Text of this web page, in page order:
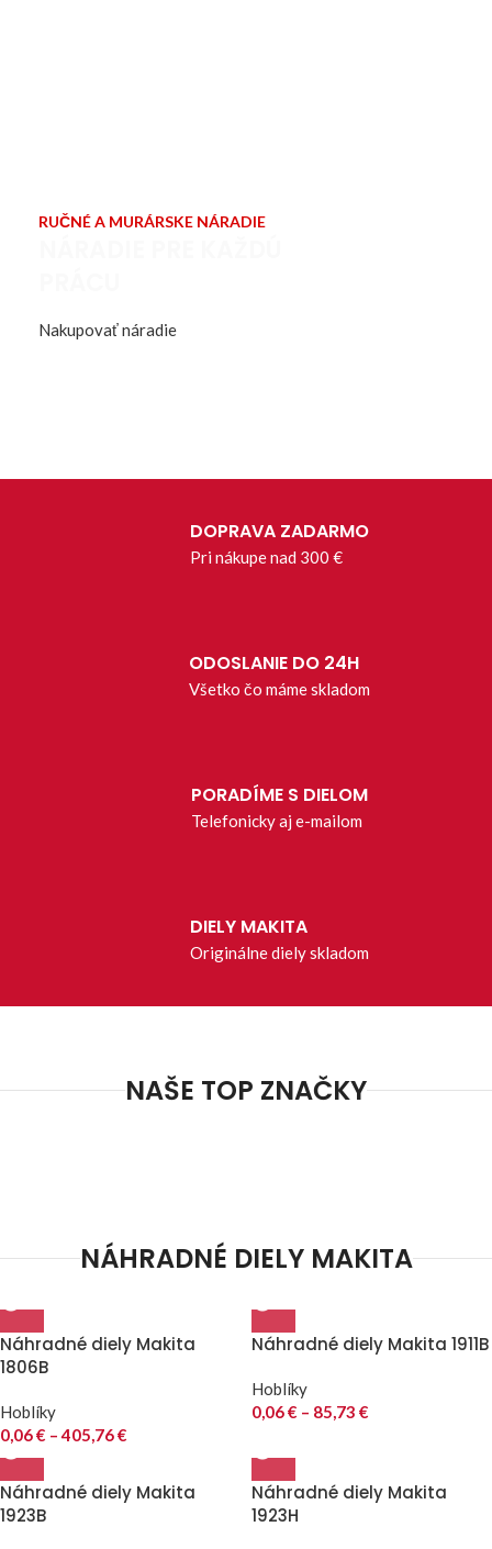
RUČNÉ A MURÁRSKE NÁRADIE
Nakupovať náradie
DOPRAVA ZADARMO
Pri nákupe nad 300 €
ODOSLANIE DO 24H
Všetko čo máme skladom
PORADÍME S DIELOM
Telefonicky aj e-mailom
DIELY MAKITA
Originálne diely skladom
NAŠE TOP ZNAČKY
NÁHRADNÉ DIELY MAKITA
Náhradné diely Makita
1806B
Hoblíky
0,06€ – 405,76€
Náhradné diely Makita 1911B
Hoblíky
0,06€ – 85,73 €
Náhradné diely Makita
1923B
Náhradné diely Makita
1923H